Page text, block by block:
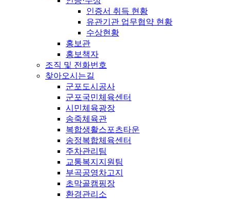
인증서 취득 현황
유관기관 업무협약 현황
수상현황
홍보관
홍보책자
조직 및 전화번호
찾아오시는길
군포도시공사
군포국민체육센터
시민체육광장
송죽체육관
복합생활스포츠타운
송정복합체육센터
주차관리팀
교통복지지원팀
부곡공영차고지
초막골캠핑장
환경관리소